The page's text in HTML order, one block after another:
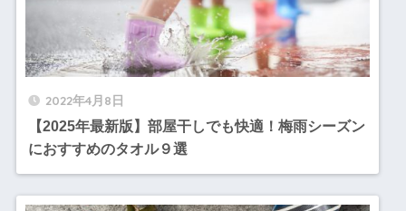
2022年4月8日
【2025年最新版】部屋干しでも快適！梅雨シーズン
におすすめのタオル９選